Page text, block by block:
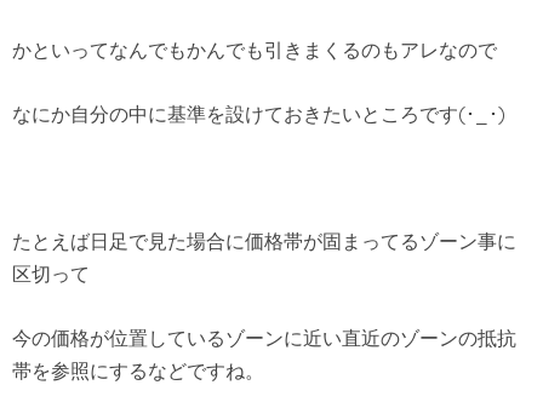
かといってなんでもかんでも引きまくるのもアレなので
なにか自分の中に基準を設けておきたいところです(･_･)
たとえば日足で見た場合に価格帯が固まってるゾーン事に
区切って
今の価格が位置しているゾーンに近い直近のゾーンの抵抗
帯を参照にするなどですね。